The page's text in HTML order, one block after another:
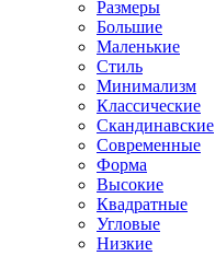
Размеры
Большие
Маленькие
Стиль
Минимализм
Классические
Скандинавские
Современные
Форма
Высокие
Квадратные
Угловые
Низкие